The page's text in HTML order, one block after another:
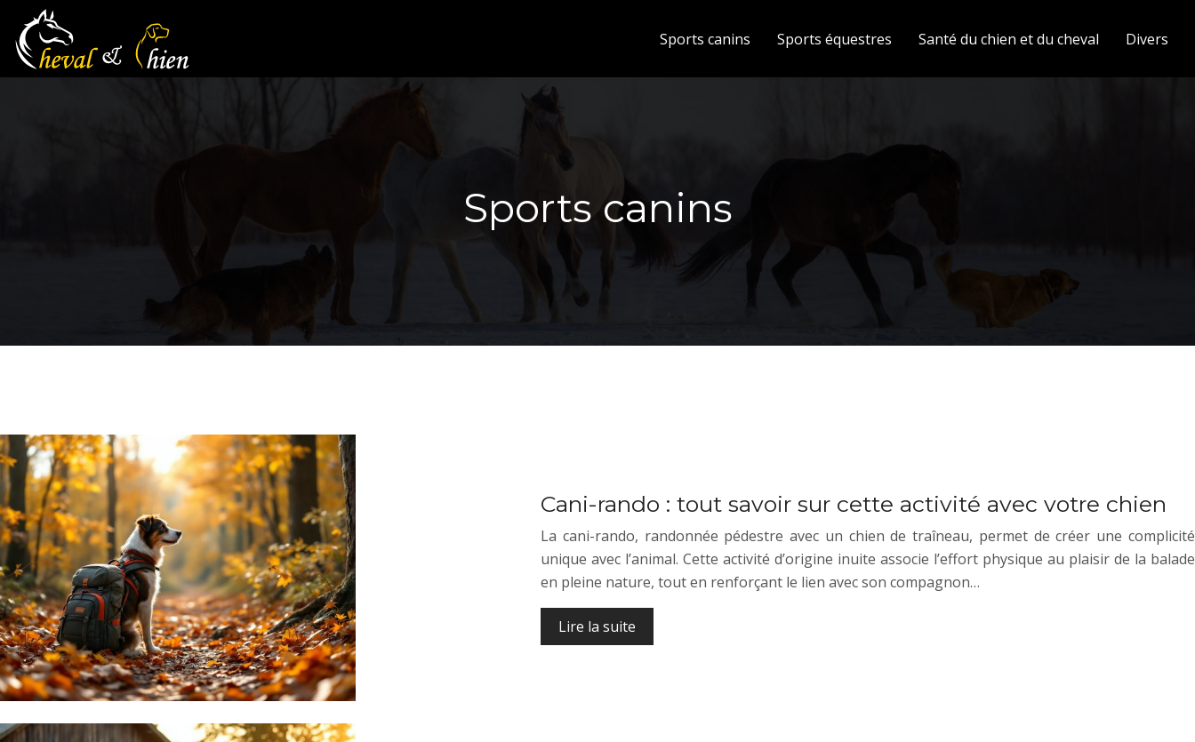
Sports canins Sports équestres Santé du chien et du cheval Divers
Sports canins
Cani-rando : tout savoir sur cette activité avec votre chien
La cani-rando, randonnée pédestre avec un chien de traîneau, permet de créer une complicité
unique avec l’animal. Cette activité d’origine inuite associe l’effort physique au plaisir de la balade
en pleine nature, tout en renforçant le lien avec son compagnon…
Lire la suite